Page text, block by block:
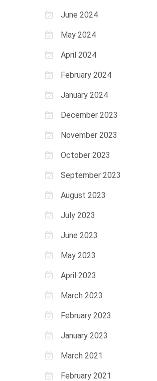
June 2024
May 2024
April 2024
February 2024
January 2024
December 2023
November 2023
October 2023
September 2023
August 2023
July 2023
June 2023
May 2023
April 2023
March 2023
February 2023
January 2023
March 2021
February 2021